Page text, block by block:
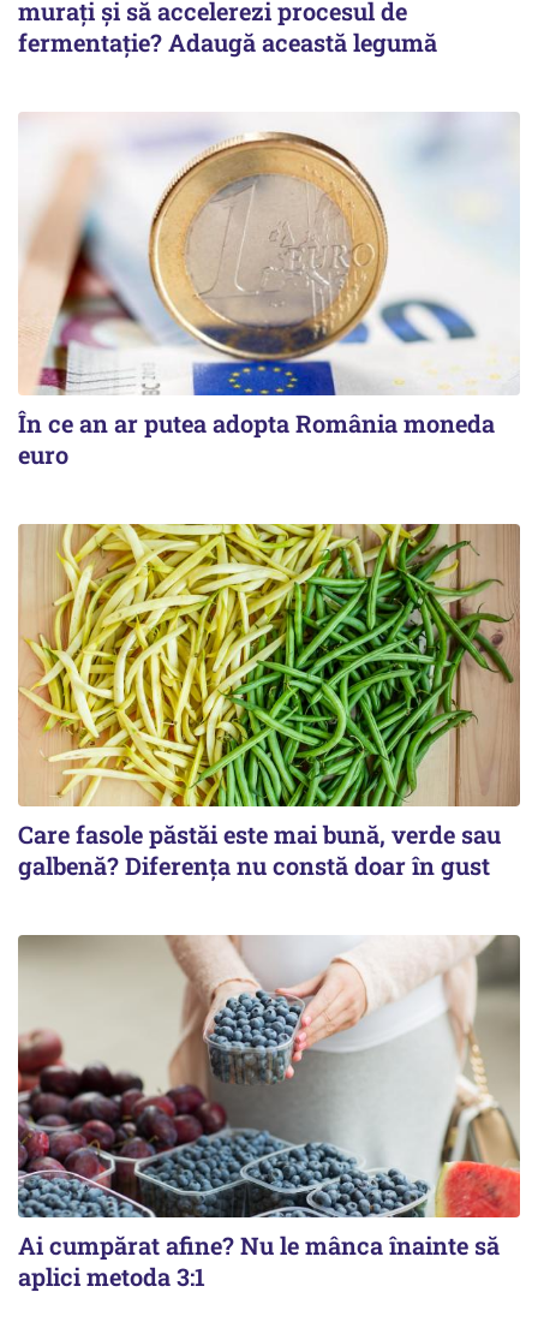
murați și să accelerezi procesul de
fermentație? Adaugă această legumă
În ce an ar putea adopta România moneda
euro
Care fasole păstăi este mai bună, verde sau
galbenă? Diferența nu constă doar în gust
Ai cumpărat afine? Nu le mânca înainte să
aplici metoda 3:1